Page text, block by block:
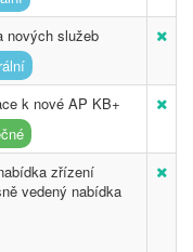
nových služeb
k nové AP KB+
zřízení
vedený nabídka